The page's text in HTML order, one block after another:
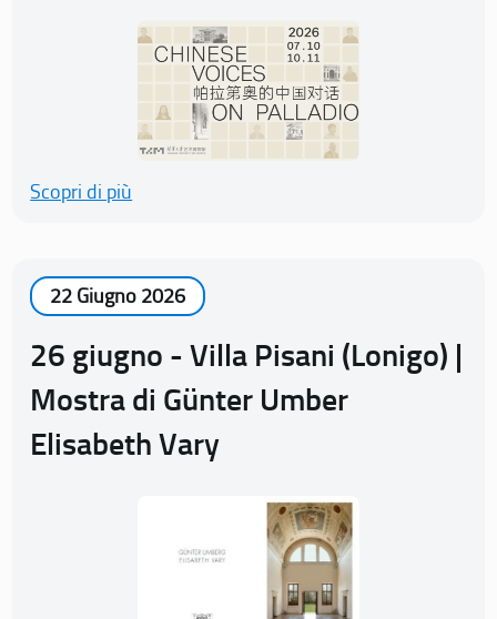
Scopri di più
22 Giugno 2026
26 giugno - Villa Pisani (Lonigo) |
Mostra di Günter Umber
Elisabeth Vary